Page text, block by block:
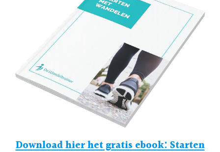
Download hier het gratis ebook: Starten